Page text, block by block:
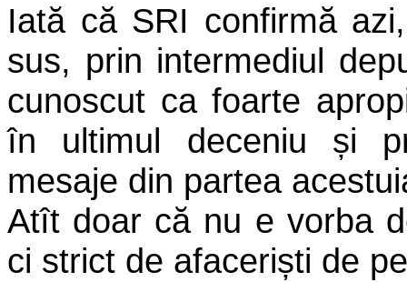
Iată că SRI confirmă
sus, prin intermediul
cunoscut ca foarte
în ultimul deceniu și
mesaje din partea
Atît doar că nu e vorba
ci strict de afaceriști de